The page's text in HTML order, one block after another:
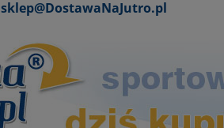
sklep@DostawaNaJutro.pl